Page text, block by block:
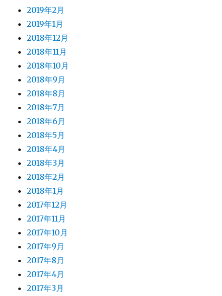
2019年2月
2019年1月
2018年12月
2018年11月
2018年10月
2018年9月
2018年8月
2018年7月
2018年6月
2018年5月
2018年4月
2018年3月
2018年2月
2018年1月
2017年12月
2017年11月
2017年10月
2017年9月
2017年8月
2017年4月
2017年3月